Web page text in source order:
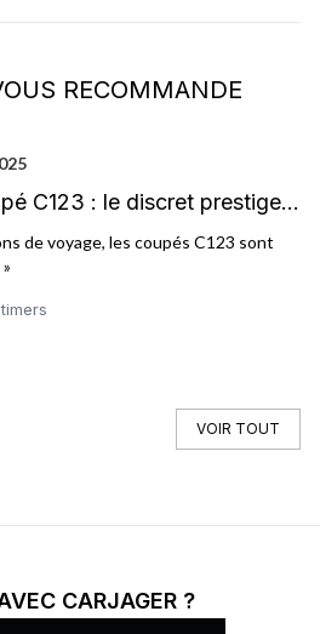
RECOMMANDE
C123 : le discret prestige
de voyage, les coupés C123 sont
VOIR TOUT
CARJAGER ?